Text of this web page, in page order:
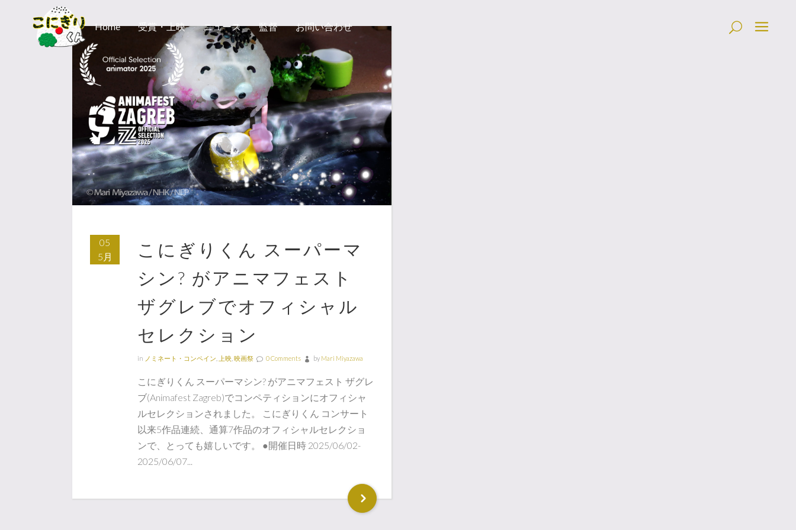
Home 受賞・上映 ニュース 監督 お問い合わせ
05
5月
こにぎりくん スーパーマ
シン? がアニマフェスト
ザグレブでオフィシャル
セレクション
in ノミネート・コンペイン 上映 映画祭 0 Comments by Mari Miyazawa
こにぎりくん スーパーマシン? がアニマフェスト ザグレ
ブ(Animafest Zagreb)でコンペティションにオフィシャ
ルセレクションされました。 こにぎりくん コンサート
以来5作品連続、通算7作品のオフィシャルセレクショ
ンで、とっても嬉しいです。 ●開催日時 2025/06/02-
2025/06/07...